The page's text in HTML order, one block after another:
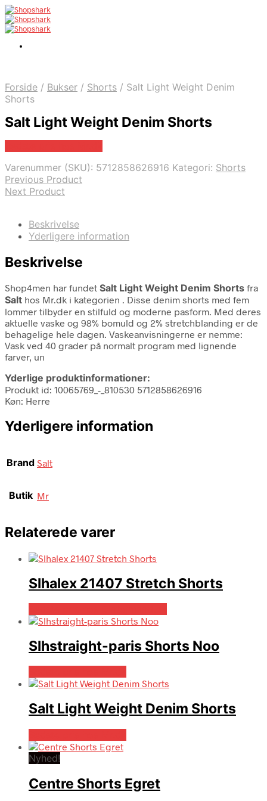
Forside / Bukser / Shorts / Salt Light Weight Denim
Shorts
Salt Light Weight Denim Shorts
Varenummer (SKU): 5712858626916 Kategori: Shorts
Previous Product
Next Product
Beskrivelse
Yderligere information
Beskrivelse
Shop4men har fundet Salt Light Weight Denim Shorts fra
Salt hos Mr.dk i kategorien . Disse denim shorts med fem
lommer tilbyder en stilfuld og moderne pasform. Med deres
aktuelle vaske og 98% bomuld og 2% stretchblanding er de
behagelige hele dagen. Vaskeanvisningerne er nemme:
Vask ved 40 grader på normalt program med lignende
farver, un
Yderlige produktinformationer:
Produkt id: 10065769_-_810530 5712858626916
Køn: Herre
Yderligere information
Brand Salt
Butik Mr
Relaterede varer
Slhalex 21407 Stretch Shorts
Slhstraight-paris Shorts Noo
Salt Light Weight Denim Shorts
Nyhed!
Centre Shorts Egret